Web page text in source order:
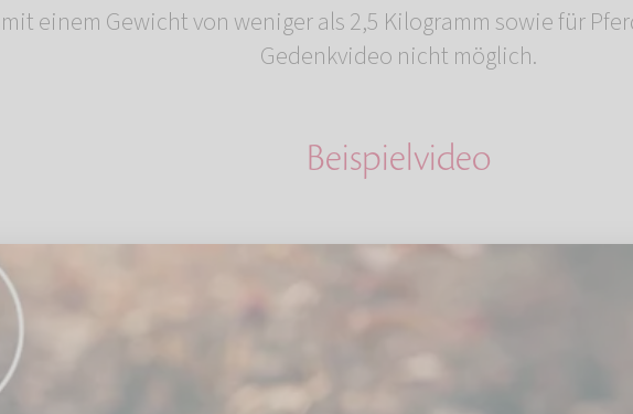
einem Gewicht von weniger als 2,5 Kilogramm sowie für
Gedenkvideo nicht möglich.
Beispielvideo